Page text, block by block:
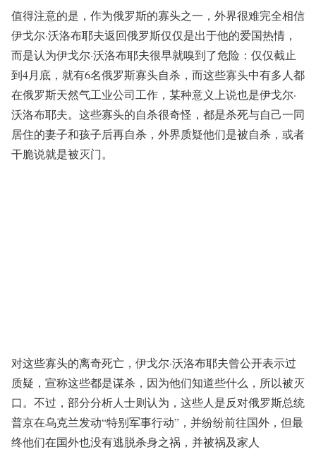
值得注意的是，作为俄罗斯的寡头之一，外界很难完全相信
伊戈尔·沃洛布耶夫返回俄罗斯仅仅是出于他的爱国热情，
而是认为伊戈尔·沃洛布耶夫很早就嗅到了危险：仅仅截止
到4月底，就有6名俄罗斯寡头自杀，而这些寡头中有多人都
在俄罗斯天然气工业公司工作，某种意义上说也是伊戈尔·
沃洛布耶夫。这些寡头的自杀很奇怪，都是杀死与自己一同
居住的妻子和孩子后再自杀，外界质疑他们是被自杀，或者
干脆说就是被灭门。
对这些寡头的离奇死亡，伊戈尔·沃洛布耶夫曾公开表示过
质疑，宣称这些都是谋杀，因为他们知道些什么，所以被灭
口。不过，部分分析人士则认为，这些人是反对俄罗斯总统
普京在乌克兰发动“特别军事行动”，并纷纷前往国外，但最
终他们在国外也没有逃脱杀身之祸，并被祸及家人